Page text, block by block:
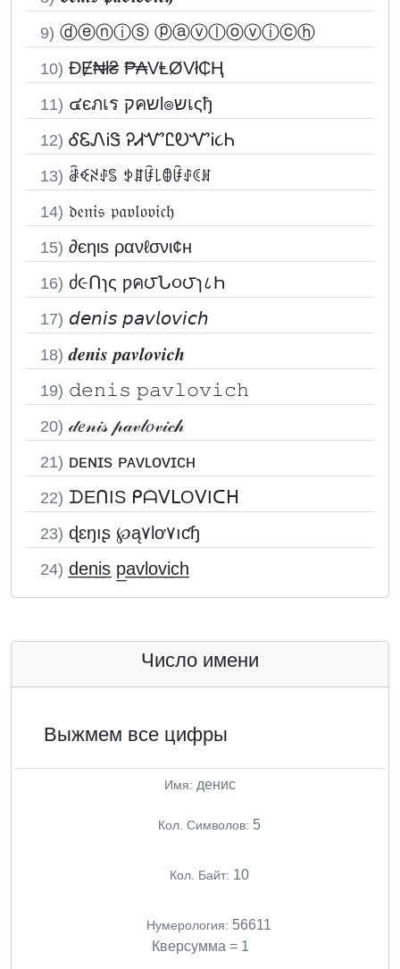
9) ⓓⓔⓝⓘⓢ ⓟⓐⓥⓛⓞⓥⓘⓒⓗ
10) ĐɆ₦ł₴ ₱₳VⱠØVł₵Ⱨ
11) ๔єภเร קคשl๏שเςђ
12) ᎴᏋᏁᎥᏕ ᎮᏗᏉᏝᎧᏉᎥ૮Ꮒ
13) ꂠꈼꋊꂑꌚ ꉣꁲꀰ꒒ꂦꀰꂑꀯꍩ
14) 𝔡𝔢𝔫𝔦𝔰 𝔭𝔞𝔳𝔩𝔬𝔳𝔦𝔠𝔥
15) ∂єηιѕ ρανℓσνι¢н
16) ძ૯Ոɿς ƿค౮Ն૦౮ɿ८Һ
17) 𝘥𝘦𝘯𝘪𝘴 𝘱𝘢𝘷𝘭𝘰𝘷𝘪𝘤𝘩
18) 𝒅𝒆𝒏𝒊𝒔 𝒑𝒂𝒗𝒍𝒐𝒗𝒊𝒄𝒉
19) 𝚍𝚎𝚗𝚒𝚜 𝚙𝚊𝚟𝚕𝚘𝚟𝚒𝚌𝚑
20) 𝒹𝑒𝓃𝒾𝓈 𝓅𝒶𝓋𝓁𝑜𝓋𝒾𝒸𝒽
21) ᴅᴇɴɪs ᴘᴀᴠʟᴏᴠɪᴄʜ
22) ᗪEᑎIS ᑭᗩᐯᒪOᐯIᑕᕼ
23) ɖɛŋıʂ ℘ą۷Ɩơ۷ıƈɧ
24) d̲e̲n̲i̲s̲ p̲a̲v̲l̲o̲v̲i̲c̲h̲
Число имени
Выжмем все цифры
Имя: денис
Кол. Символов: 5
Кол. Байт: 10
Нумерология: 56611
Кверсумма = 1